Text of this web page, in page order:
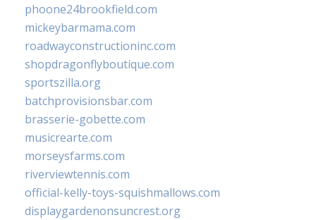
phoone24brookfield.com
mickeybarmama.com
roadwayconstructioninc.com
shopdragonflyboutique.com
sportszilla.org
batchprovisionsbar.com
brasserie-gobette.com
musicrearte.com
morseysfarms.com
riverviewtennis.com
official-kelly-toys-squishmallows.com
displaygardenonsuncrest.org